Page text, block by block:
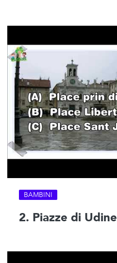
BAMBINI
2. Piazze di Udine